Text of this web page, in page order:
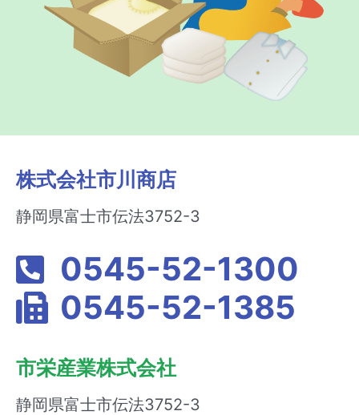
株式会社市川商店
静岡県富士市伝法3752-3
0545-52-1300
0545-52-1385
市栄産業株式会社
静岡県富士市伝法3752-3